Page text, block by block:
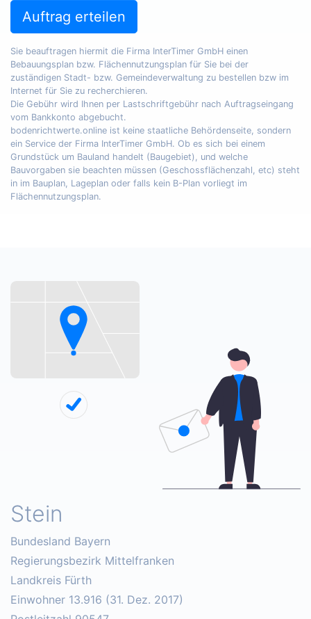
Auftrag erteilen
Sie beauftragen hiermit die Firma InterTimer GmbH einen
Bebauungsplan bzw. Flächennutzungsplan für Sie bei der
zuständigen Stadt- bzw. Gemeindeverwaltung zu bestellen bzw im
Internet für Sie zu recherchieren.
Die Gebühr wird Ihnen per Lastschriftgebühr nach Auftragseingang
vom Bankkonto abgebucht.
bodenrichtwerte.online ist keine staatliche Behördenseite, sondern
ein Service der Firma InterTimer GmbH. Ob es sich bei einem
Grundstück um Bauland handelt (Baugebiet), und welche
Bauvorgaben sie beachten müssen (Geschossflächenzahl, etc) steht
in im Bauplan, Lageplan oder falls kein B-Plan vorliegt im
Flächennutzungsplan.
Stein
Bundesland Bayern
Regierungsbezirk Mittelfranken
Landkreis Fürth
Einwohner 13.916 (31. Dez. 2017)